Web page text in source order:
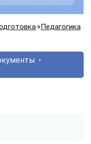
Педагогика